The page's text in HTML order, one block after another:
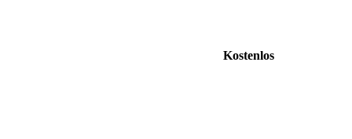
Kostenlos